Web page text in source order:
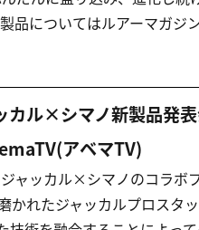
品についてはルアーマガジ
カル×シマノ新製品発
アベマTV)
ャッカル×シマノのコラボ
かれたジャッカルプロスタ